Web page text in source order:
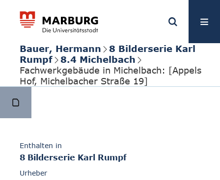
Bauer, Hermann
8 Bilderserie Karl
Rumpf
8.4 Michelbach
Fachwerkgebäude in Michelbach: [Appels
Hof, Michelbacher Straße 19]
Enthalten in
8 Bilderserie Karl Rumpf
Urheber